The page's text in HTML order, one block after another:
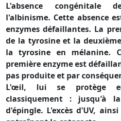
L'absence congénitale
l'albinisme. Cette absence
enzymes défaillantes. La
de la tyrosine et la
la tyrosine en mélanine.
première enzyme est
pas produite et par
L'œil, lui se protège
classiquement : jusqu'à
d'épingle. L'excès d'UV,